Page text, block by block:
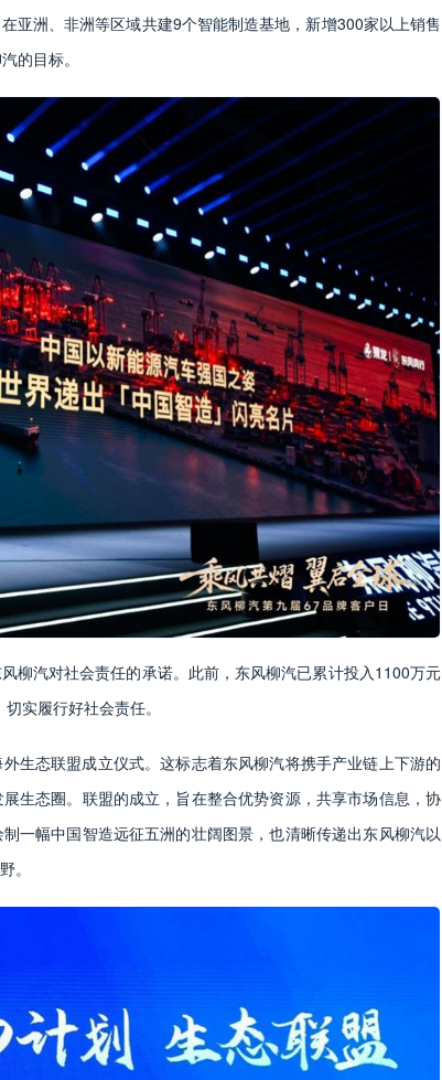
亚洲、非洲等区域共建9个智能制造基地，新增300家以上销售
的目标。
柳汽对社会责任的承诺。此前，东风柳汽已累计投入1100万元
实履行好社会责任。
生态联盟成立仪式。这标志着东风柳汽将携手产业链上下游的
生态圈。联盟的成立，旨在整合优势资源，共享市场信息，协
一幅中国智造远征五洲的壮阔图景，也清晰传递出东风柳汽以
。